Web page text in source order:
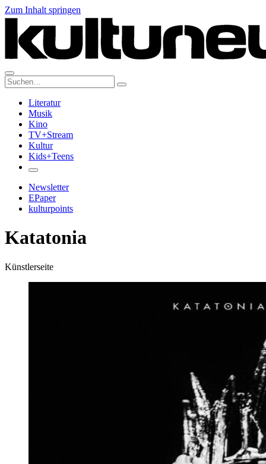
Zum Inhalt springen
Suche:
Literatur
Musik
Kino
TV+Stream
Kultur
Kids+Teens
Newsletter
EPaper
kulturpoints
Katatonia
Künstlerseite